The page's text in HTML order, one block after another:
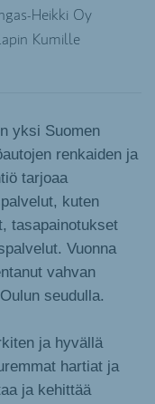
Heikki Oy
Kumille
yksi Suomen
renkaiden ja
tarjoaa
kuten
tasapainotukset
Vuonna
vahvan
seudulla.
ja hyvällä
hartiat ja
ja kehittää